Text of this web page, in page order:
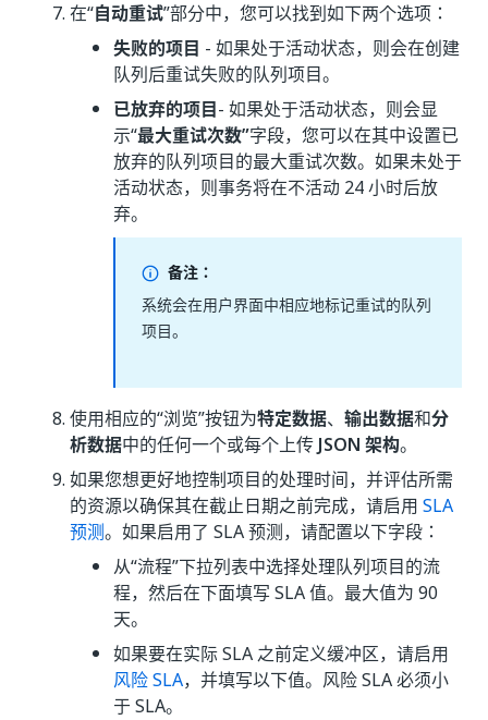
在“自动重试”部分中，您可以找到如下两个选项：
失败的项目 - 如果处于活动状态，则会在创建
队列后重试失败的队列项目。
已放弃的项目- 如果处于活动状态，则会显
示“最大重试次数”字段，您可以在其中设置已
放弃的队列项目的最大重试次数。如果未处于
活动状态，则事务将在不活动 24 小时后放
弃。
备注：
系统会在用户界面中相应地标记重试的队列
项目。
使用相应的“浏览”按钮为特定数据、 输出数据和分
析数据中的任何一个或每个上传JSON 架构。
如果您想更好地控制项目的处理时间，并评估所需
的资源以确保其在截止日期之前完成，请启用 SLA
预测。如果启用了 SLA 预测，请配置以下字段：
从“流程”下拉列表中选择处理队列项目的流
程，然后在下面填写 SLA 值。最大值为 90
天。
如果要在实际 SLA 之前定义缓冲区，请启用
风险 SLA，并填写以下值。风险 SLA 必须小
于 SLA。